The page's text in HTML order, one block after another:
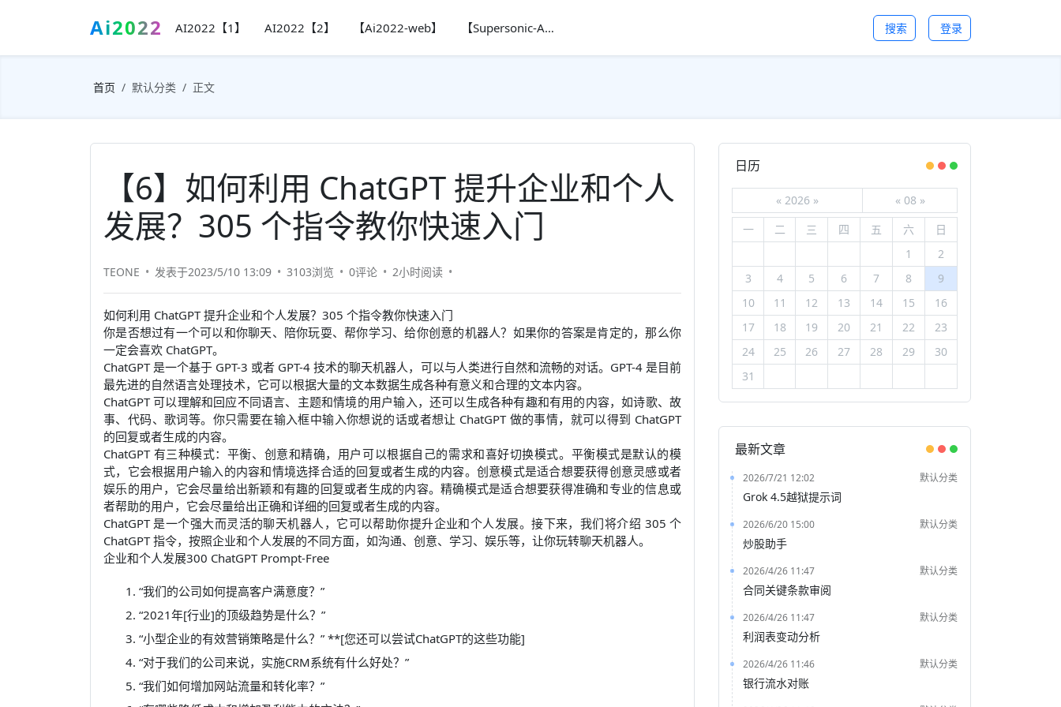
Ai2022 AI2022【1】 AI2022【2】 【Ai2022-web】 【Supersonic-Ai】 搜索 登录
首页 默认分类 正文
【6】如何利用 ChatGPT 提升企业和个人
发展？305 个指令教你快速入门
TEONE 发表于2023/5/10 13:09 3103浏览 0评论 2小时阅读
如何利用 ChatGPT 提升企业和个人发展？305 个指令教你快速入门
你是否想过有一个可以和你聊天、陪你玩耍、帮你学习、给你创意的机器人？如果你的答案是肯定的，那么你
一定会喜欢 ChatGPT。
ChatGPT 是一个基于 GPT-3 或者 GPT-4 技术的聊天机器人，可以与人类进行自然和流畅的对话。GPT-4 是目前
最先进的自然语言处理技术，它可以根据大量的文本数据生成各种有意义和合理的文本内容。
ChatGPT 可以理解和回应不同语言、主题和情境的用户输入，还可以生成各种有趣和有用的内容，如诗歌、故
事、代码、歌词等。你只需要在输入框中输入你想说的话或者想让 ChatGPT 做的事情，就可以得到 ChatGPT
的回复或者生成的内容。
ChatGPT 有三种模式：平衡、创意和精确，用户可以根据自己的需求和喜好切换模式。平衡模式是默认的模
式，它会根据用户输入的内容和情境选择合适的回复或者生成的内容。创意模式是适合想要获得创意灵感或者
娱乐的用户，它会尽量给出新颖和有趣的回复或者生成的内容。精确模式是适合想要获得准确和专业的信息或
者帮助的用户，它会尽量给出正确和详细的回复或者生成的内容。
ChatGPT 是一个强大而灵活的聊天机器人，它可以帮助你提升企业和个人发展。接下来，我们将介绍 305 个
ChatGPT 指令，按照企业和个人发展的不同方面，如沟通、创意、学习、娱乐等，让你玩转聊天机器人。
企业和个人发展300 ChatGPT Prompt-Free
“我们的公司如何提高客户满意度？”
“2021年[行业]的顶级趋势是什么？”
“小型企业的有效营销策略是什么？” **[您还可以尝试ChatGPT的这些功能]
“对于我们的公司来说，实施CRM系统有什么好处？”
“我们如何增加网站流量和转化率？”
日历
« 2026 » « 08 »
一
二 三 四 五 六
日
1
2
3
4 5 6 7 8
9
10
11 12 13 14 15
16
17
18 19 20 21 22
23
24
25 26 27 28 29
30
31
最新文章
2026/7/21 12:02 默认分类
Grok 4.5越狱提示词
2026/6/20 15:00 默认分类
炒股助手
2026/4/26 11:47 默认分类
合同关键条款审阅
2026/4/26 11:47 默认分类
利润表变动分析
2026/4/26 11:46 默认分类
银行流水对账